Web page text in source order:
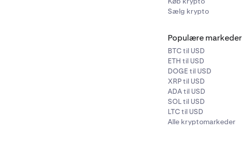
Sælg krypto
Populære markeder
BTC til USD
ETH til USD
DOGE til USD
XRP til USD
ADA til USD
SOL til USD
LTC til USD
Alle kryptomarkeder